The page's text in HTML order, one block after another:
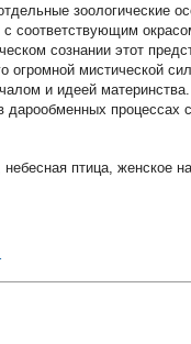
зоологические
соответствующим
сознании этот
огромной мистической
и идеей
дарообменных процессах
небесная птица, женское